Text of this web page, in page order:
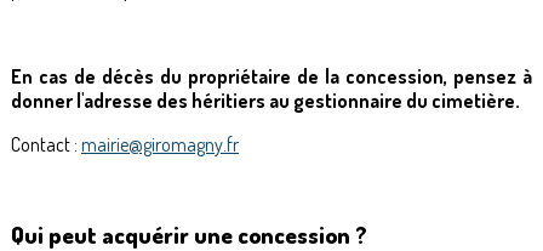
En cas de décès du propriétaire de la concession, pensez à
donner l'adresse des héritiers au gestionnaire du cimetière.
Contact : mairie@giromagny.fr
Qui peut acquérir une concession ?